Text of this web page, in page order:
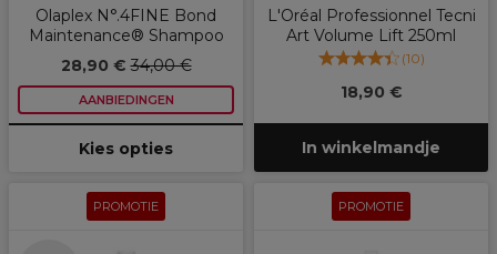
Olaplex N°.4FINE Bond
Maintenance® Shampoo
28,90 €34,00 €
AANBIEDINGEN
Kies opties
L'Oréal Professionnel Tecni
Art Volume Lift 250ml
(10)
18,90 €
In winkelmandje
PROMOTIE PROMOTIE